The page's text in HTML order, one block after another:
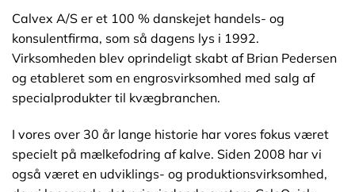
Calvex A/S er et 100 % danskejet handels- og
konsulentfirma, som så dagens lys i 1992.
Virksomheden blev oprindeligt skabt af Brian Pedersen
og etableret som en engrosvirksomhed med salg af
specialprodukter til kvægbranchen.
I vores over 30 år lange historie har vores fokus været
specielt på mælkefodring af kalve. Siden 2008 har vi
også været en udviklings- og produktionsvirksomhed,